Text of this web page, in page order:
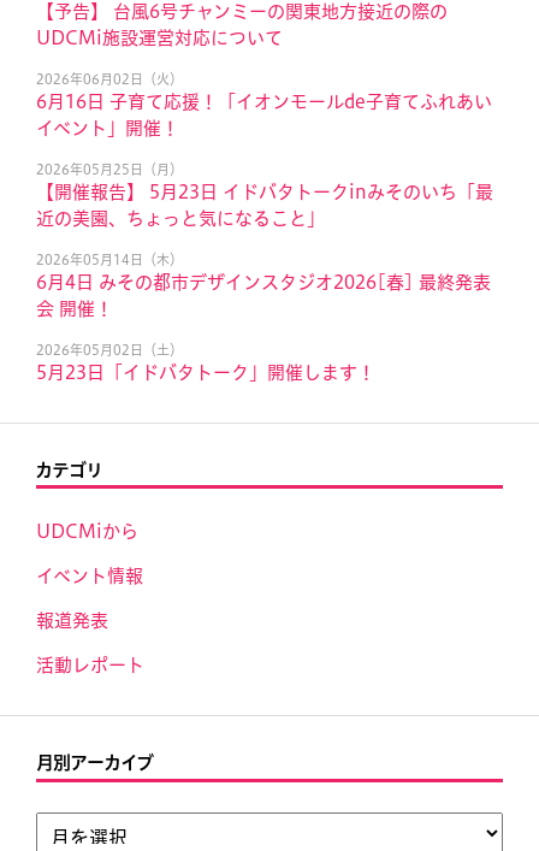
【予告】 台風6号チャンミーの関東地方接近の際の
UDCMi施設運営対応について
2026年06月02日（火）
6月16日 子育て応援！「イオンモールde子育てふれあい
イベント」開催！
2026年05月25日（月）
【開催報告】 5月23日 イドバタトークinみそのいち「最
近の美園、ちょっと気になること」
2026年05月14日（木）
6月4日 みその都市デザインスタジオ2026[春] 最終発表
会 開催！
2026年05月02日（土）
5月23日「イドバタトーク」開催します！
カテゴリ
UDCMiから
イベント情報
報道発表
活動レポート
月別アーカイブ